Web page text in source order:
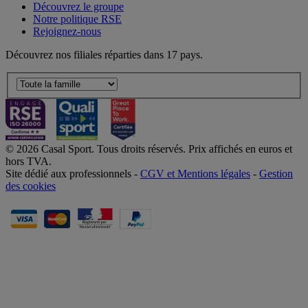
Découvrez le groupe
Notre politique RSE
Rejoignez-nous
Découvrez nos filiales réparties dans 17 pays.
© 2026 Casal Sport. Tous droits réservés. Prix affichés en euros et
hors TVA.
Site dédié aux professionnels - CGV et Mentions légales - Gestion
des cookies